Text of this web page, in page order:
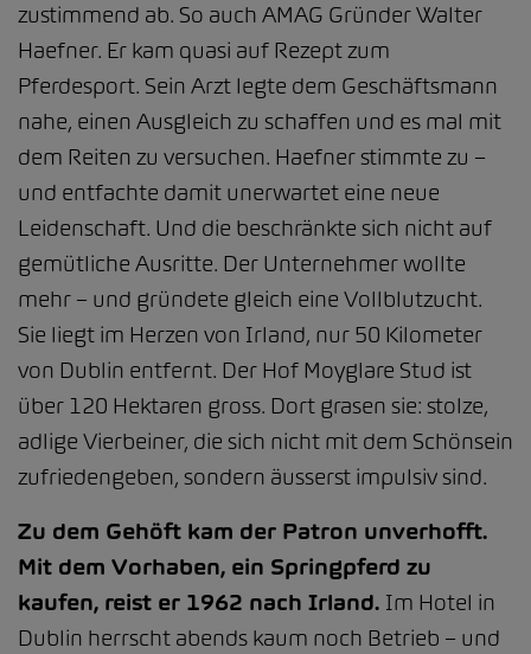
zustimmend ab. So auch AMAG Gründer Walter
Haefner. Er kam quasi auf Rezept zum
Pferdesport. Sein Arzt legte dem Geschäftsmann
nahe, einen Ausgleich zu schaffen und es mal mit
dem Reiten zu versuchen. Haefner stimmte zu –
und entfachte damit unerwartet eine neue
Leidenschaft. Und die beschränkte sich nicht auf
gemütliche Ausritte. Der Unternehmer wollte
mehr – und gründete gleich eine Vollblutzucht.
Sie liegt im Herzen von Irland, nur 50 Kilometer
von Dublin entfernt. Der Hof Moyglare Stud ist
über 120 Hektaren gross. Dort grasen sie: stolze,
adlige Vierbeiner, die sich nicht mit dem Schönsein
zufriedengeben, sondern äusserst impulsiv sind.
Zu dem Gehöft kam der Patron unverhofft.
Mit dem Vorhaben, ein Springpferd zu
kaufen, reist er 1962 nach Irland. Im Hotel in
Dublin herrscht abends kaum noch Betrieb – und